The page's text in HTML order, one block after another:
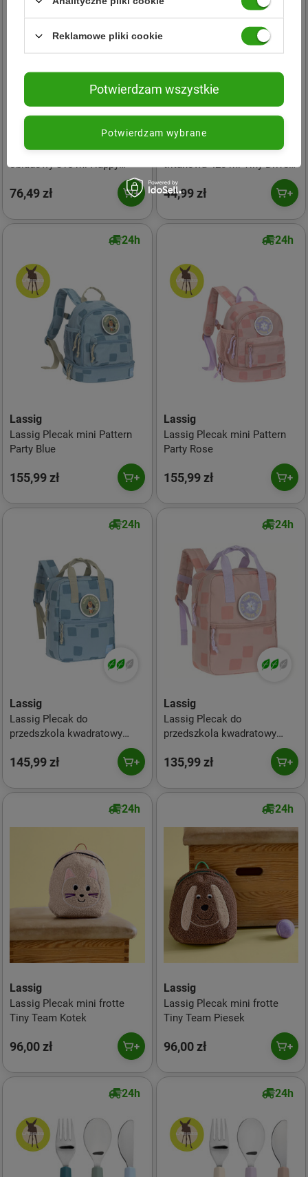
Lassig Pojemnik - termos
obiadowy 315 ml Happy
76,49 zł
Lassig
Lassig Butelka - bidon
tritanowa 420 ml Tiny Drivers
Samolot
44,99 zł
24h
Lassig
Lassig Plecak mini Pattern
Party Blue
155,99 zł
24h
Lassig
Lassig Plecak mini Pattern
Party Rose
155,99 zł
24h
Lassig
Lassig Plecak do
przedszkola kwadratowy
145,99 zł
24h
Lassig
Lassig Plecak do
przedszkola kwadratowy
135,99 zł
24h
Lassig
Lassig Plecak mini frotte
Tiny Team Kotek
96,00 zł
24h
Lassig
Lassig Plecak mini frotte
Tiny Team Piesek
96,00 zł
24h 24h
Reklamowe pliki cookie
Potwierdzam wybrane
Potwierdzam wszystkie